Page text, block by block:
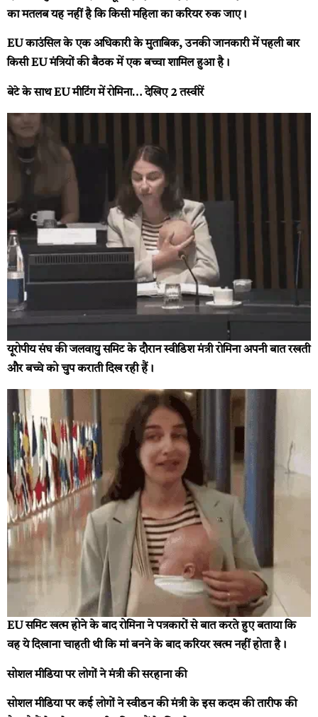
का मतलब यह नहीं है कि किसी महिला का करियर रुक जाए।
EU काउंसिल के एक अधिकारी के मुताबिक, उनकी जानकारी में पहली बार
किसी EU मंत्रियों की बैठक में एक बच्चा शामिल हुआ है।
बेटे के साथ EU मीटिंग में रोमिना… देखिए 2 तस्वीरें
यूरोपीय संघ की जलवायु समिट के दौरान स्वीडिश मंत्री रोमिना अपनी बात रखती
और बच्चे को चुप कराती दिख रही हैं।
EU समिट खत्म होने के बाद रोमिना ने पत्रकारों से बात करते हुए बताया कि
वह ये दिखाना चाहती थी कि मां बनने के बाद करियर खत्म नहीं होता है।
सोशल मीडिया पर लोगों ने मंत्री की सरहाना की
सोशल मीडिया पर कई लोगों ने स्वीडन की मंत्री के इस कदम की तारीफ की